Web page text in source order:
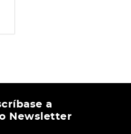
a
Newsletter